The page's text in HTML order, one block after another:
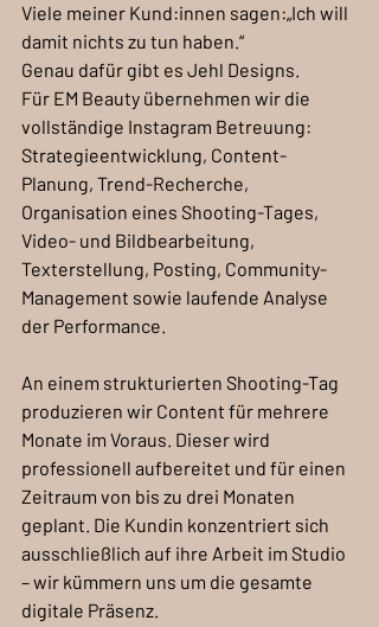
Viele meiner Kund:innen sagen:„Ich will
damit nichts zu tun haben.“
Genau dafür gibt es Jehl Designs.
Für EM Beauty übernehmen wir die
vollständige Instagram Betreuung:
Strategieentwicklung, Content-
Planung, Trend-Recherche,
Organisation eines Shooting-Tages,
Video- und Bildbearbeitung,
Texterstellung, Posting, Community-
Management sowie laufende Analyse
der Performance.
An einem strukturierten Shooting-Tag
produzieren wir Content für mehrere
Monate im Voraus. Dieser wird
professionell aufbereitet und für einen
Zeitraum von bis zu drei Monaten
geplant. Die Kundin konzentriert sich
ausschließlich auf ihre Arbeit im Studio
– wir kümmern uns um die gesamte
digitale Präsenz.